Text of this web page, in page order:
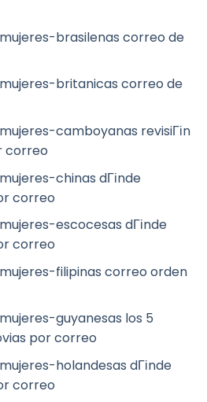
brasilenas correo de
britanicas correo de
camboyanas revisiГіn
correo
chinas dГіnde
correo
escocesas dГіnde
correo
filipinas correo orden
guyanesas los 5
por correo
holandesas dГіnde
correo